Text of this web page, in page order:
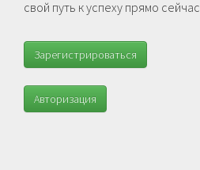
свой путь к успеху прямо сейчас.
Зарегистрироваться
Авторизация